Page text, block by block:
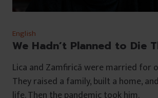
English
We Hadn’t Planned to Die
Lica and Zamfirică were married for
They raised a family, built a home,